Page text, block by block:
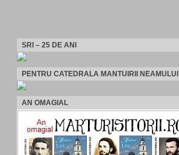
SRI – 25 DE ANI
PENTRU CATEDRALA MANTUIRII NEAMULUI
AN OMAGIAL